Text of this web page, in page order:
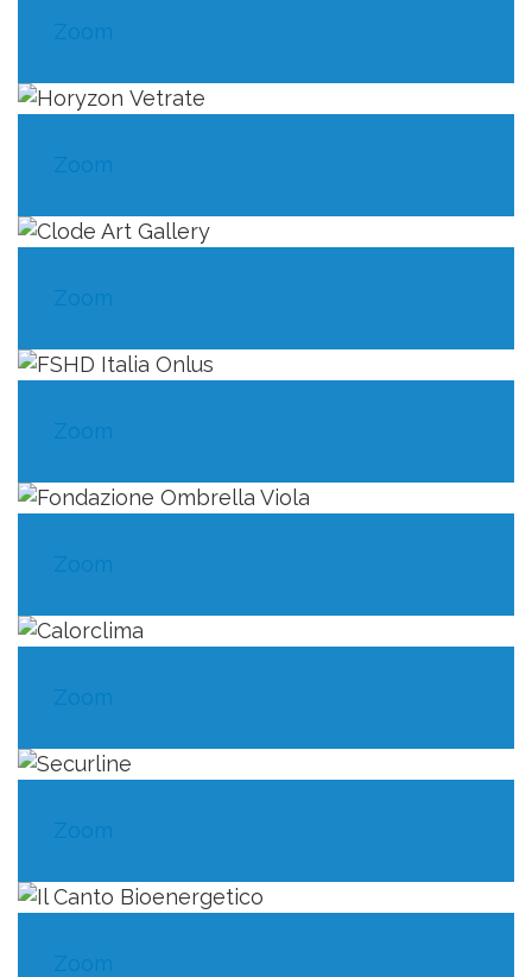
Zoom
Zoom
Zoom
Zoom
Zoom
Zoom
Zoom
Zoom